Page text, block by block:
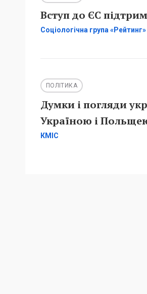
Вступ до ЄС
Соціологічна група
ПОЛІТИКА
Думки і погляди
Україною і
КМІС